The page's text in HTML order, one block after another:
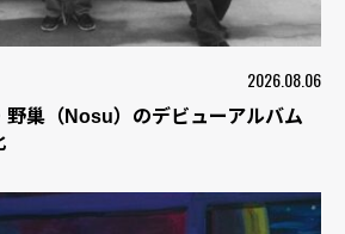
2026.08.06
野巢（Nosu）のデビューアルバム